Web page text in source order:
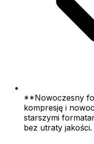
**Nowoczesny
kompresję i
starszymi
bez utraty jakości.